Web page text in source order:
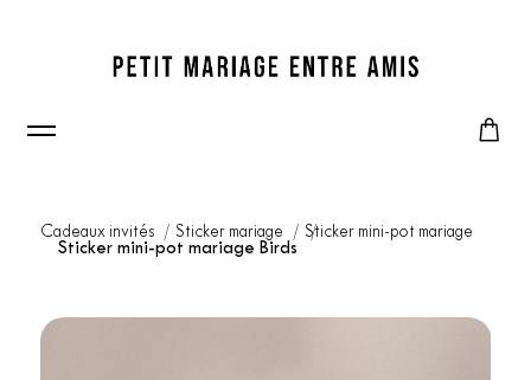
Cadeaux invités Sticker mariage
Sticker mini-pot mariage
Sticker mini-pot mariage Birds